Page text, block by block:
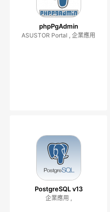
phpPgAdmin
ASUSTOR Portal , 企業應用
PostgreSQL v13
企業應用 ,